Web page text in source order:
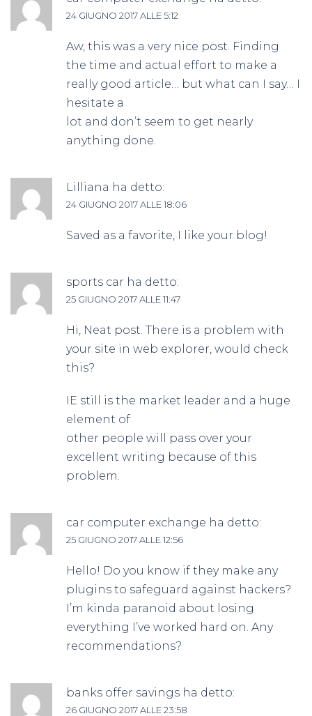
24 GIUGNO 2017 ALLE 5:12
Aw, this was a very nice post. Finding
the time and actual effort to make a
really good article… but what can I say… I
hesitate a
lot and don’t seem to get nearly
anything done.
Lilliana ha detto:
24 GIUGNO 2017 ALLE 18:06
Saved as a favorite, I like your blog!
sports car ha detto:
25 GIUGNO 2017 ALLE 11:47
Hi, Neat post. There is a problem with
your site in web explorer, would check
this?
IE still is the market leader and a huge
element of
other people will pass over your
excellent writing because of this
problem.
car computer exchange ha detto:
25 GIUGNO 2017 ALLE 12:56
Hello! Do you know if they make any
plugins to safeguard against hackers?
I’m kinda paranoid about losing
everything I’ve worked hard on. Any
recommendations?
banks offer savings ha detto:
26 GIUGNO 2017 ALLE 23:58